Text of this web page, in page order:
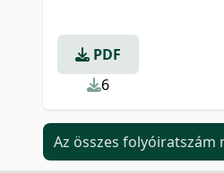
PDF
6
Az összes folyóiratszám